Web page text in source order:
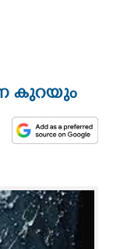
കുറയും